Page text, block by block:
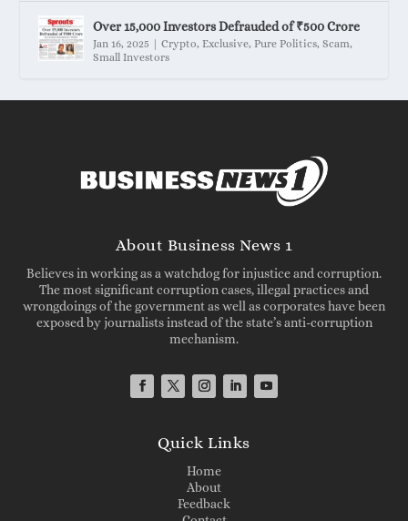
Over 15,000 Investors Defrauded of ₹500 Crore
Jan 16, 2025 |Crypto,Exclusive,Pure Politics,Scam,
Small Investors
About Business News 1
Believes in working as a watchdog for injustice and corruption.
The most significant corruption cases, illegal practices and
wrongdoings of the government as well as corporates have been
exposed by journalists instead of the state’s anti-corruption
mechanism.
Quick Links
Home
About
Feedback